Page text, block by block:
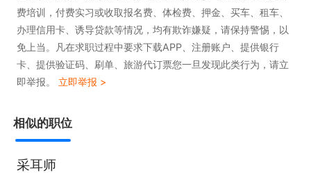
费培训，付费实习或收取报名费、体检费、押金、买车、租车、
办理信用卡、诱导贷款等情况，均有欺诈嫌疑，请保持警惕，以
免上当。凡在求职过程中要求下载APP、注册账户、提供银行
卡、提供验证码、刷单、旅游代订票您一旦发现此类行为，请立
即举报。 立即举报 >
相似的职位
采耳师